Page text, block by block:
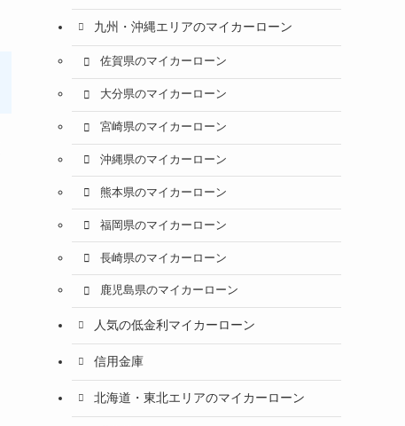
九州・沖縄エリアのマイカーローン
佐賀県のマイカーローン
大分県のマイカーローン
宮崎県のマイカーローン
沖縄県のマイカーローン
熊本県のマイカーローン
福岡県のマイカーローン
長崎県のマイカーローン
鹿児島県のマイカーローン
人気の低金利マイカーローン
信用金庫
北海道・東北エリアのマイカーローン